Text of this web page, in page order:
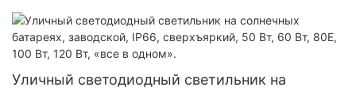
60 Вт, 80 Вт, 100 Вт, со встроенным
светодиодом.
Уличный светодиодный светильник на